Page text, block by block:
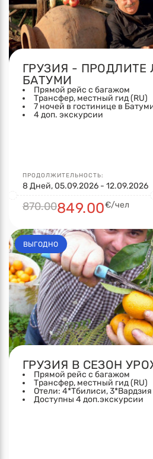
ГРУЗИЯ - ПРОДЛИТЕ
БАТУМИ
Прямой рейс с багажом
Трансфер, местный гид (RU)
7 ночей в гостинице в
4 доп. экскурсии
ПРОДОЛЖИТЕЛЬНОСТЬ:
8 Дней, 05.09.2026 - 12.09.2026
870.00849.00€/чел
ВЫГОДНО
ГРУЗИЯ В СЕЗОН
Прямой рейс с багажом
Трансфер, местный гид (RU)
Отели: 4*Тбилиси, 3*Вардзия
Доступны 4 доп.экскурсии